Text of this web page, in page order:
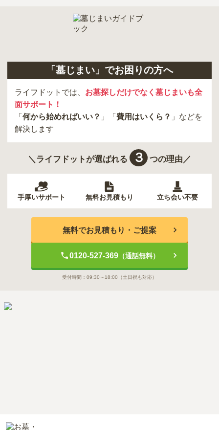
「墓じまい」でお困りの方へ
ライフドットでは、 お墓探しだけでなく墓じまいも全
面サポート！
「 何から始めればいい？ 」「 費用はいくら？ 」などを
解決します
＼ライフドットが選ばれる ３ つの理由／
手厚いサポート 無料お見積もり 立ち会い不要
無料でお見積もり・ご提案
0120-527-369（通話無料）
受付時間： 09:30～18:00 （土日祝も対応）